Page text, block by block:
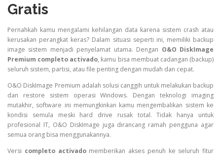
Gratis
Pernahkah kamu mengalami kehilangan data karena sistem crash atau
kerusakan perangkat keras? Dalam situasi seperti ini, memiliki backup
image sistem menjadi penyelamat utama. Dengan O&O DiskImage
Premium completo activado, kamu bisa membuat cadangan (backup)
seluruh sistem, partisi, atau file penting dengan mudah dan cepat.
O&O DiskImage Premium adalah solusi canggih untuk melakukan backup
dan restore sistem operasi Windows. Dengan teknologi imaging
mutakhir, software ini memungkinkan kamu mengembalikan sistem ke
kondisi semula meski hard drive rusak total. Tidak hanya untuk
profesional IT, O&O DiskImage juga dirancang ramah pengguna agar
semua orang bisa menggunakannya.
Versi completo activadomemberikan akses penuh ke seluruh fitur